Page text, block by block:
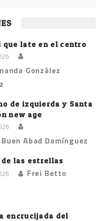
que late en el centro
González
de izquierda y Santa
new age
Abad Domínguez
de las estrellas
Frei Betto
encrucijada del